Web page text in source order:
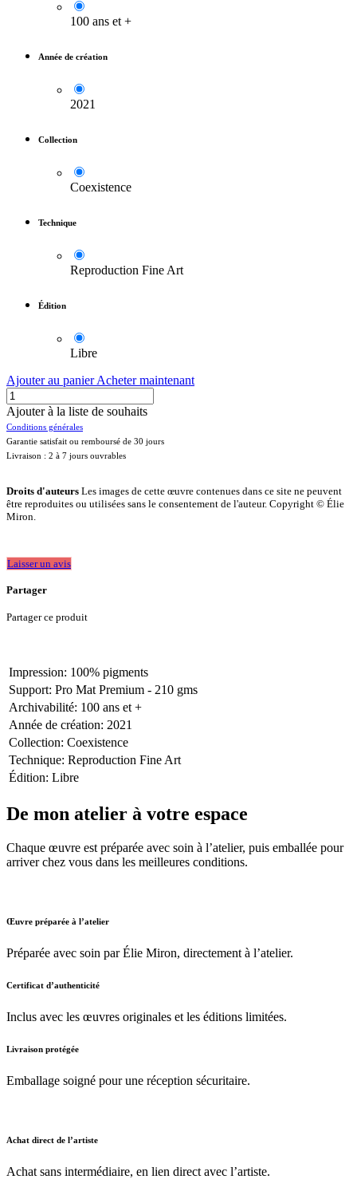
100 ans et +
Année de création
2021
Collection
Coexistence
Technique
Reproduction Fine Art
Édition
Libre
Ajouter au panierAcheter maintenant
Ajouter à la liste de souhaits
Conditions générales
Garantie satisfait ou remboursé de 30 jours
Livraison : 2 à 7 jours ouvrables
Droits d'auteurs Les images de cette œuvre contenues dans ce site ne peuvent
être reproduites ou utilisées sans le consentement de l'auteur. Copyright © Élie
Miron.
Laisser un avis
Partager
Partager ce produit
Impression: 100% pigments
Support: Pro Mat Premium - 210 gms
Archivabilité: 100 ans et +
Année de création: 2021
Collection: Coexistence
Technique: Reproduction Fine Art
Édition: Libre
De mon atelier à votre espace
Chaque œuvre est préparée avec soin à l’atelier, puis emballée pour
arriver chez vous dans les meilleures conditions.
Œuvre préparée à l’atelier
Préparée avec soin par Élie Miron, directement à l’atelier.
Certificat d’authenticité
Inclus avec les œuvres originales et les éditions limitées.
Livraison protégée
Emballage soigné pour une réception sécuritaire.
Achat direct de l’artiste
Achat sans intermédiaire, en lien direct avec l’artiste.